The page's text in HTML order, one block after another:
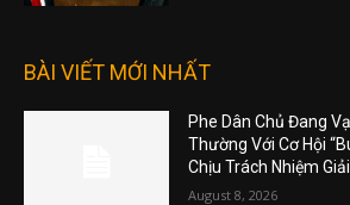
BÀI VIẾT MỚI NHẤT
Phe Dân Chủ Đang
Thường Với Cơ Hội
Chịu Trách Nhiệm Giải
August 8, 2026